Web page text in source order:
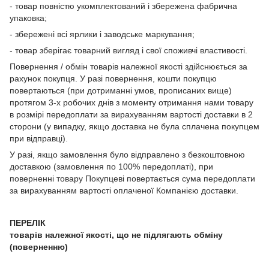
- товар повністю укомплектований і збережена фабрична
упаковка;
- збережені всі ярлики і заводське маркування;
- товар зберігає товарний вигляд і свої споживчі властивості.
Повернення / обмін товарів належної якості здійснюється за
рахунок покупця. У разі повернення, кошти покупцю
повертаються (при дотриманні умов, прописаних вище)
протягом 3-х робочих днів з моменту отримання нами товару
в розмірі передоплати за вирахуванням вартості доставки в 2
сторони (у випадку, якщо доставка не була сплачена покупцем
при відправці).
У разі, якщо замовлення було відправлено з безкоштовною
доставкою (замовлення по 100% передоплаті), при
поверненні товару Покупцеві повертається сума передоплати
за вирахуванням вартості оплаченої Компанією доставки.
ПЕРЕЛІК
товарів належної якості, що не підлягають обміну
(поверненню)